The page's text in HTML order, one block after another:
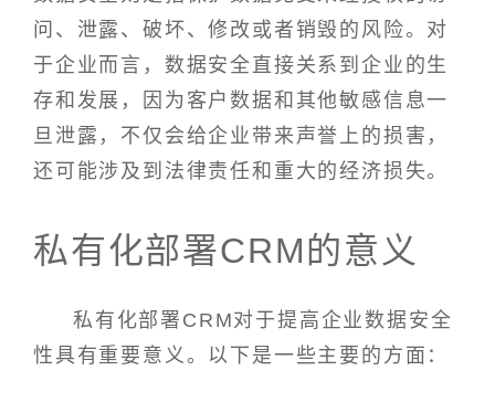
问、泄露、破坏、修改或者销毁的风险。对
于企业而言，数据安全直接关系到企业的生
存和发展，因为客户数据和其他敏感信息一
旦泄露，不仅会给企业带来声誉上的损害，
还可能涉及到法律责任和重大的经济损失。
私有化部署CRM的意义
私有化部署CRM对于提高企业数据安全
性具有重要意义。以下是一些主要的方面：